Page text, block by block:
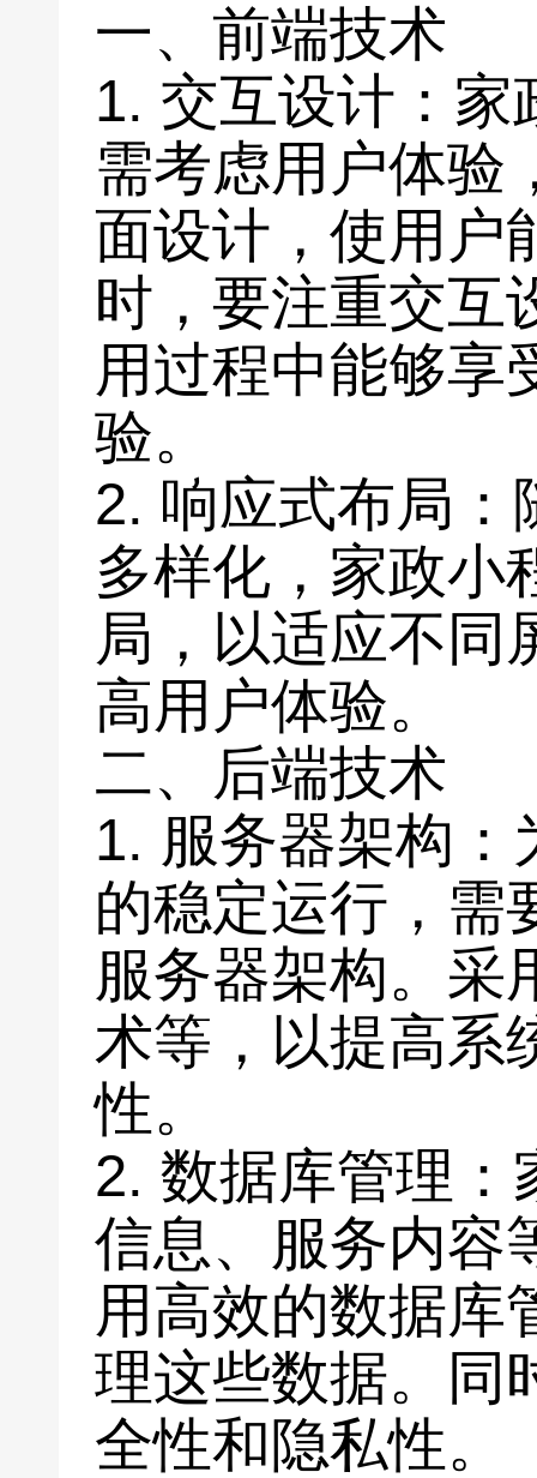
一、前端技术
1. 交互设计：家
需考虑用户体验
面设计，使用户
时，要注重交互
用过程中能够享
验。
2. 响应式布局：
多样化，家政小
局，以适应不同
高用户体验。
二、后端技术
1. 服务器架构：
的稳定运行，需
服务器架构。采
术等，以提高系
性。
2. 数据库管理：
信息、服务内容
用高效的数据库
理这些数据。同
全性和隐私性。